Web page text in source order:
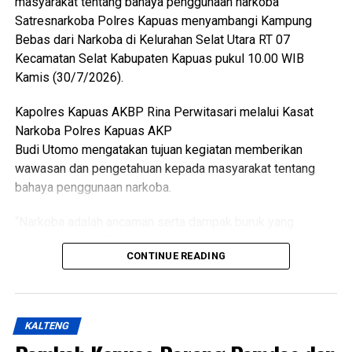
(Ujg/SB)
Views: 30
Bagikan ke
WhatsApp 0 Facebook 0
Messenger 0 Twitter/X 0
Satresnarkoba Polres Kapuas menyambangi Kampung
Bebas dari Narkoba di Kelurahan Selat Utara RT 07
Kecamatan Selat Kabupaten Kapuas pukul 10.00 WIB
Kamis (30/7/2026).
Kapolres Kapuas AKBP Rina Perwitasari melalui Kasat
Narkoba Polres Kapuas AKP
Budi Utomo mengatakan tujuan kegiatan memberikan
wawasan dan pengetahuan kepada masyarakat tentang
bahaya penggunaan narkoba.
ditimbulkannya. Oleh karena itu kami mengajak masyarakat
Untuk Tetap aktif membantu pihak kepolisian dalam
Resnarkoba Polres Kapuas KBO Satresnarkoba Polres
CONTINUE READING
KALTENG